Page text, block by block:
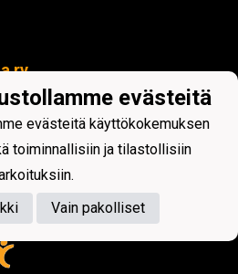
ry
evästeitä
evästeitä käyttökokemuksen
toiminnallisiin ja tilastollisiin
Vain pakolliset